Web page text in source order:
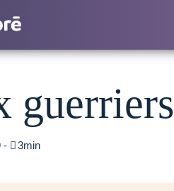
guerriers
- 3min